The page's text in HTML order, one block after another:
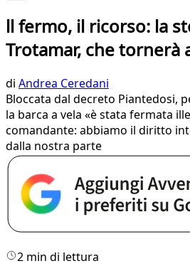
ll fermo, il ricorso: la
Trotamar, che tornerà
di Andrea Ceredani
Bloccata dal decreto Piantedosi,
la barca a vela «è stata fermata
comandante: abbiamo il diritto
dalla nostra parte
2 min di lettura